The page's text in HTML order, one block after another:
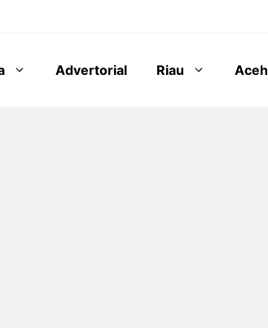
Advertorial Riau Aceh